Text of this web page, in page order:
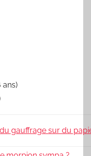
ans)
gauffrage sur du